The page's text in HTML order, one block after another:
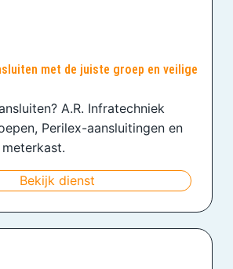
met de juiste groep en veilige
A.R. Infratechniek
Perilex-aansluitingen en
Bekijk dienst